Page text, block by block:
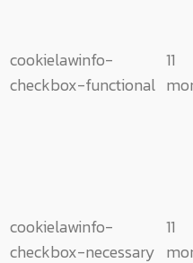
cookielawinfo-
checkbox-functional
11
cookielawinfo-
checkbox-necessary
11